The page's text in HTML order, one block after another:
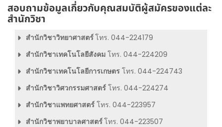
สอบถามข้อมูลเกี่ยวกับคุณสมบัติผู้สมัครของแต่ละ
สำนักวิชา
สำนักวิชาวิทยาศาสตร์โทร. 044-224179
สำนักวิชาเทคโนโลยีสังคม โทร. 044-224209
สำนักวิชาเทคโนโลยีการเกษตร โทร. 044-224743
สำนักวิชาวิศวกรรมศาสตร์ โทร. 044-224274
สำนักวิชาแพทยศาสตร์ โทร. 044-223957
สำนักวิชาพยาบาลศาสตร์โทร. 044-223507